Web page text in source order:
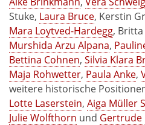
Stuke, Laura Bruce, Kerstin
Mara Loytved-Hardegg,
Murshida Arzu Alpana,
Bettina Cohnen, Silvia Klara
Maja Rohwetter, Paula Anke,
weitere historische
Lotte Laserstein, Aiga Müller
Julie Wolfthorn und Gertrude